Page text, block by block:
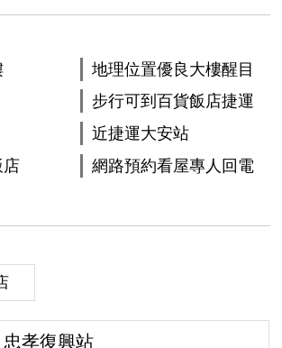
地理位置優良大樓醒目
步行可到百貨飯店捷運
近捷運大安站
網路預約看屋專人回電
忠孝復興站